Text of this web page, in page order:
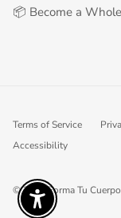
📦 Become a
Terms of Service
Accessibility
© 2026Forma Tu
ENABLE